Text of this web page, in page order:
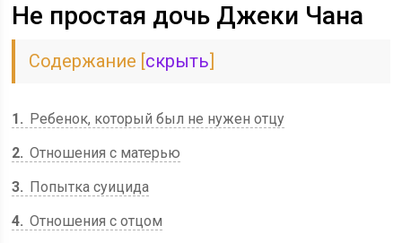
Не простая дочь Джеки Чана
Содержание [скрыть]
1
Ребенок, который был не нужен отцу
2 Отношения с матерью
3
Попытка суицида
4 Отношения с отцом